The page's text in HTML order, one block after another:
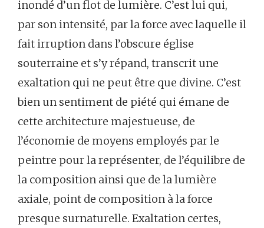
inondé d’un flot de lumière. C’est lui qui,
par son intensité, par la force avec laquelle il
fait irruption dans l’obscure église
souterraine et s’y répand, transcrit une
exaltation qui ne peut être que divine. C’est
bien un sentiment de piété qui émane de
cette architecture majestueuse, de
l’économie de moyens employés par le
peintre pour la représenter, de l’équilibre de
la composition ainsi que de la lumière
axiale, point de composition à la force
presque surnaturelle. Exaltation certes,